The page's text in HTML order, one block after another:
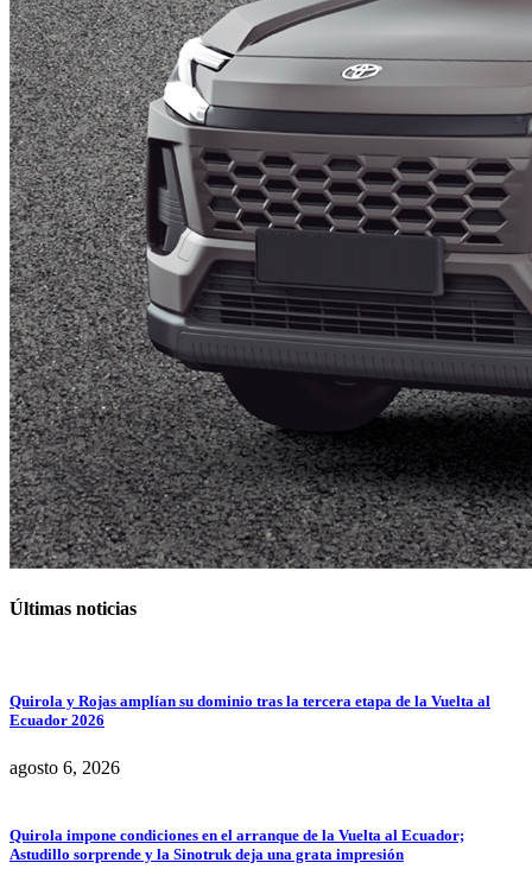
Últimas noticias
Quirola y Rojas amplían su dominio tras la tercera etapa de la Vuelta al
Ecuador 2026
agosto 6, 2026
Quirola impone condiciones en el arranque de la Vuelta al Ecuador;
Astudillo sorprende y la Sinotruk deja una grata impresión